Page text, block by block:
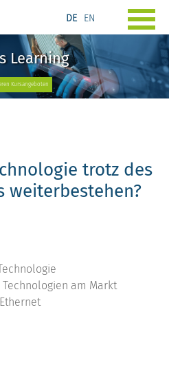
DE EN
Learning
Kursangeboten
trotz des
weiterbestehen?
am Markt